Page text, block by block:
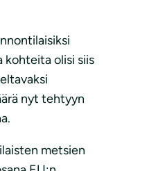
olisi siis
nyt tehtyyn
metsien